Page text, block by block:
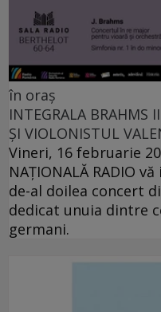
în oraș
INTEGRALA BRAHMS
ȘI VIOLONISTUL
Vineri, 16 februarie
NAŢIONALĂ RADIO
de-al doilea concert
dedicat unuia dintre
germani.